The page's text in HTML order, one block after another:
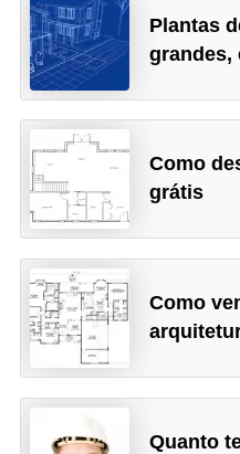
Plantas
grandes,
Como
grátis
Como
Quanto